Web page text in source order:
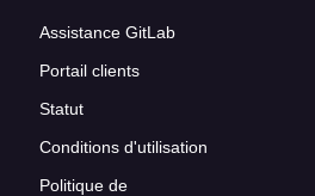
Assistance GitLab
Portail clients
Statut
Conditions d'utilisation
Politique de